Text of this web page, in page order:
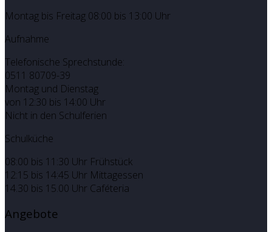
Montag bis Freitag 08:00 bis 13:00 Uhr
Aufnahme
Telefonische Sprechstunde:
0511 80709-39
Montag und Dienstag
von 12:30 bis 14:00 Uhr
Nicht in den Schulferien
Schulküche
08:00 bis 11:30 Uhr Frühstück
12:15 bis 14:45 Uhr Mittagessen
14.30 bis 15.00 Uhr Caféteria
Angebote